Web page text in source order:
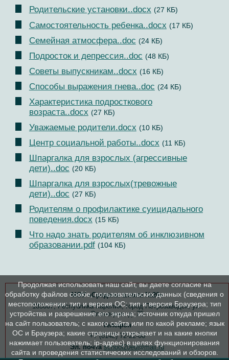
Родительские установки..docx (27 КБ)
Самостоятельность ребенка..docx (17 КБ)
Семейная атмосфера..doc (24 КБ)
Подросток и депрессия..doc (48 КБ)
Советы выпускникам..docx (16 КБ)
Способы выражения гнева..doc (24 КБ)
Характеристика подросткового
возраста..docx (27 КБ)
Уважаемые родители.docx (10 КБ)
Центр социальной работы..docx (11 КБ)
Шпаргалка для взрослых (агрессивные
дети)..doc (20 КБ)
Шпаргалка для взрослых(тревожные
дети)..doc (27 КБ)
Родителям о профилактике суицидального
поведения.docx (15 КБ)
Что надо знать родителям об инклюзивном
образовании.pdf (104 КБ)
МОУ «Средняя школа №20»
185007, Республика Карелия, город Петрозаводск, ул.
Олонецкая, д. 75
Телефон
+7 (8142) 72-22-00
Эл. почта school20ed@mail.ru
Продолжая использовать наш сайт, вы даете согласие на
обработку файлов cookie, пользовательских данных (сведения о
местоположении; тип и версия ОС; тип и версия Браузера; тип
устройства и разрешение его экрана; источник откуда пришел
на сайт пользователь; с какого сайта или по какой рекламе; язык
ОС и Браузера; какие страницы открывает и на какие кнопки
нажимает пользователь; ip-адрес) в целях функционирования
сайта и проведения статистических исследований и обзоров.